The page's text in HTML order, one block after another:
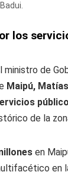
los
ministro de
Maipú,
de la
en
en